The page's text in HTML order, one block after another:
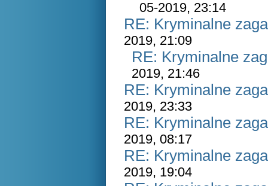
05-2019, 23:14
RE: Kryminalne
2019, 21:09
RE: Kryminalne
2019, 21:46
RE: Kryminalne
2019, 23:33
RE: Kryminalne
2019, 08:17
RE: Kryminalne
2019, 19:04